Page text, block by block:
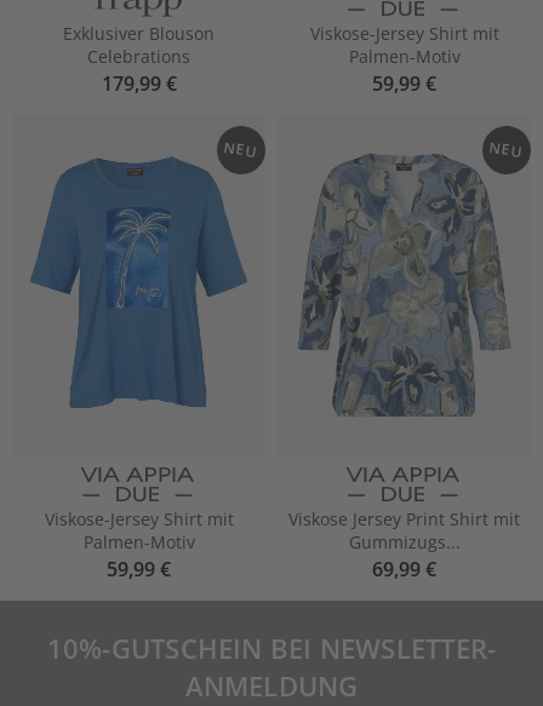
Exklusiver Blouson
Celebrations
179,99 €
Viskose-Jersey Shirt mit
Palmen-Motiv
59,99 €
NEU
Viskose-Jersey Shirt mit
Palmen-Motiv
59,99 €
NEU
Viskose Jersey Print Shirt mit
Gummizugs...
69,99 €
10%-GUTSCHEIN BEI NEWSLETTER-
ANMELDUNG